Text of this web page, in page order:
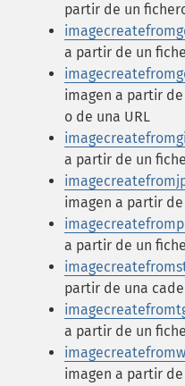
partir de un
a partir de un
imagen a partir
o de una URL
a partir de un
imagen a partir
a partir de un
partir de una
a partir de un
imagen a partir